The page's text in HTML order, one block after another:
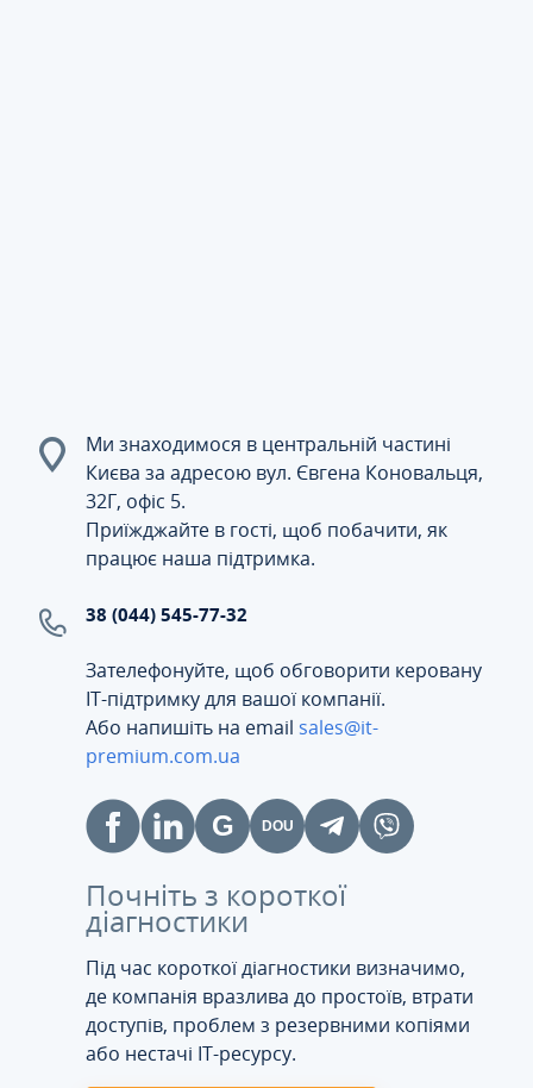
Ми знаходимося в центральній частині
Києва за адресою вул. Євгена Коновальця,
32Г, офіс 5.
Приїжджайте в гості, щоб побачити, як
працює наша підтримка.
38 (044) 545-77-32
Зателефонуйте, щоб обговорити керовану
ІТ-підтримку для вашої компанії.
Або напишіть на email sales@it-
premium.com.ua
Почніть з короткої
діагностики
Під час короткої діагностики визначимо,
де компанія вразлива до простоїв, втрати
доступів, проблем з резервними копіями
або нестачі IT-ресурсу.